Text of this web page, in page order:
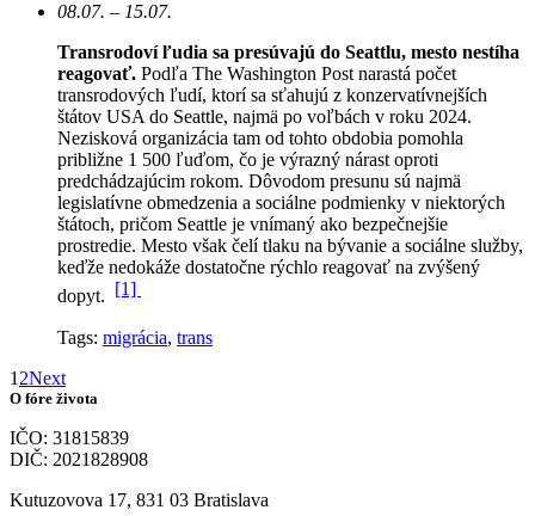
08.07. – 15.07.
Transrodoví ľudia sa presúvajú do Seattlu, mesto nestíha
reagovať. Podľa The Washington Post narastá počet
transrodových ľudí, ktorí sa sťahujú z konzervatívnejších
štátov USA do Seattle, najmä po voľbách v roku 2024.
Nezisková organizácia tam od tohto obdobia pomohla
približne 1 500 ľuďom, čo je výrazný nárast oproti
predchádzajúcim rokom. Dôvodom presunu sú najmä
legislatívne obmedzenia a sociálne podmienky v niektorých
štátoch, pričom Seattle je vnímaný ako bezpečnejšie
prostredie. Mesto však čelí tlaku na bývanie a sociálne služby,
keďže nedokáže dostatočne rýchlo reagovať na zvýšený
dopyt. [1]
Tags: migrácia, trans
1 2Next
O fóre života
IČO: 31815839
DIČ: 2021828908
Kutuzovova 17, 831 03 Bratislava